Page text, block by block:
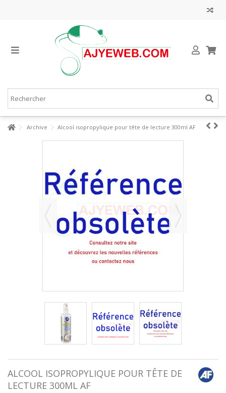
Archive Alcool isopropylique pour tête de lecture 300ml AF
ALCOOL ISOPROPYLIQUE POUR TÊTE DE
LECTURE 300ML AF